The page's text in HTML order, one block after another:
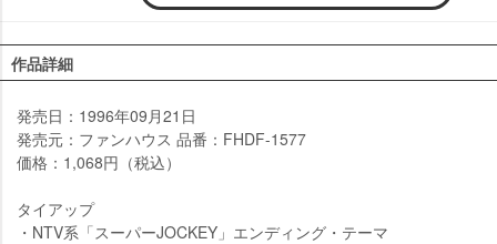
作品詳細
発売日：1996年09月21日
発売元：ファンハウス 品番：FHDF-1577
価格：1,068円（税込）
タイアップ
・NTV系「スーパーJOCKEY」エンディング・テーマ